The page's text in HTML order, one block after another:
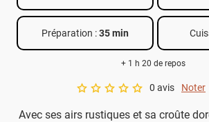
Index des recettes
Guide d'achat
Préparation :35 min
+ 1 h 20 de repos
A star rating of 0 out of 5.
0 avis Noter
Avec ses airs rustiques et sa croûte